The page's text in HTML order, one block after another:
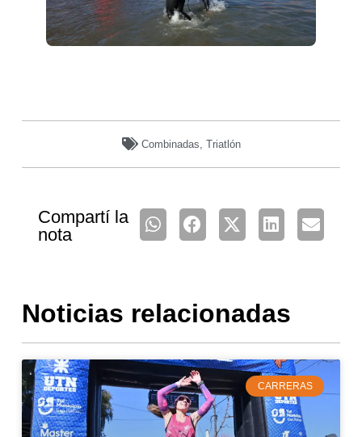
Combinadas Triatlón
Compartí la
nota
Noticias relacionadas
CARRERAS